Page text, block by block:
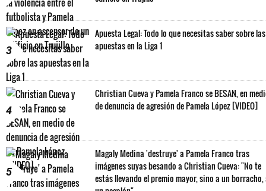
3
Apuesta Legal: Todo lo que necesitas saber sobre las
apuestas en la Liga 1
4
Christian Cueva y Pamela Franco se BESAN, en
de denuncia de agresión de Pamela López [VIDEO]
5
Magaly Medina 'destruye' a Pamela Franco tras
imágenes suyas besando a Christian Cueva: "No te
estás llevando el premio mayor, sino a un borracho,
un pegalón"